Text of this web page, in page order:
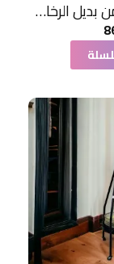
منقل غاز مصنوع من بديل الرخام (بديل رخام حجري) مقاس 120 *60*40 سم